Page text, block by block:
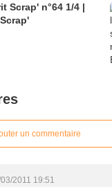
Scrap' n°64 1/4 |
un commentaire
2011 19:51